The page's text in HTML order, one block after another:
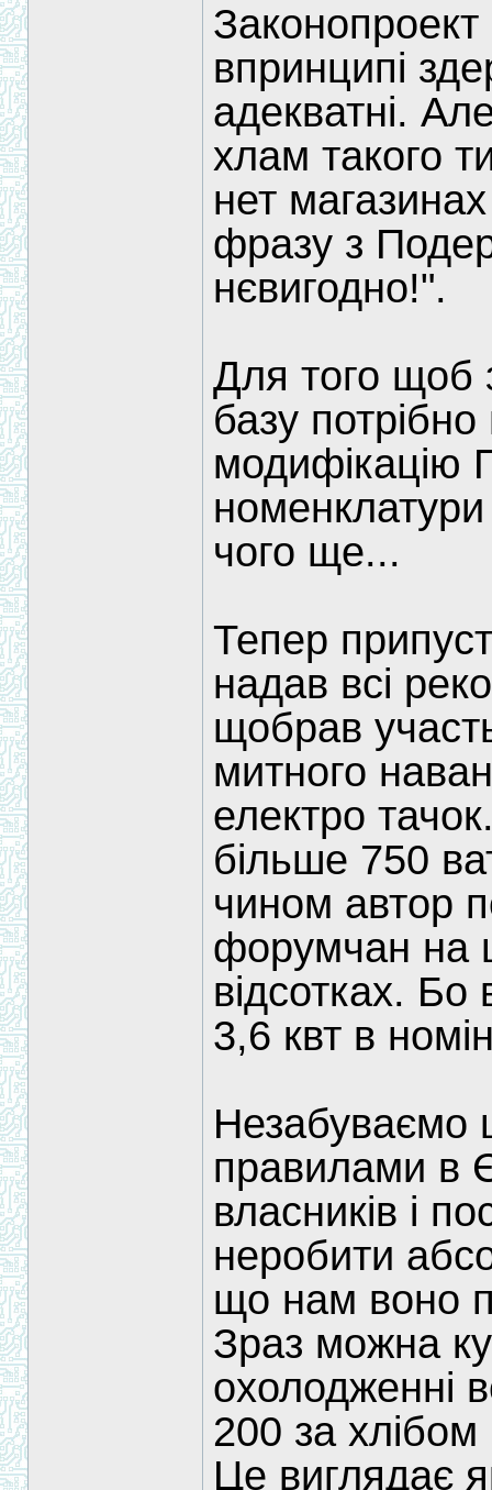
впринципі
адекватні.
хлам такого
нет
фразу з
нєвигодно!".
Для того щоб
базу
модифікацію
номенклатури
чого ще...
Тепер
надав всі
щобрав
митного
електро
більше 750
чином автор
форумчан на
відсотках. Бо
3,6 квт в
Незабуваємо
правилами в
власників і
неробити
що нам воно
Зраз можна
охолодженні
200 за хлібом
Це виглядає